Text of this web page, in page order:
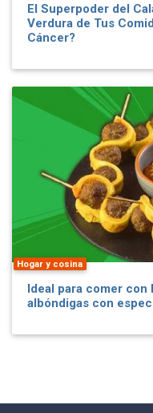
El Superpoder del
Verdura de Tus
Cáncer?
Hogar y cosina
Ideal para comer con
albóndigas con